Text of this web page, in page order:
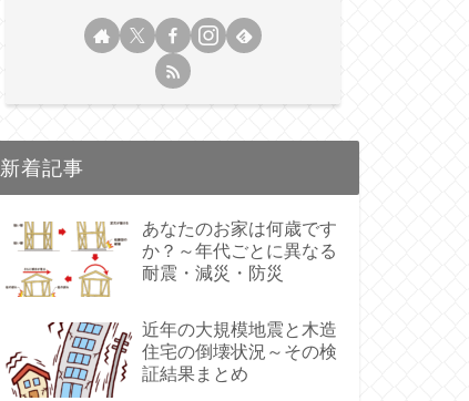
新着記事
あなたのお家は何歳です
か？～年代ごとに異なる
耐震・減災・防災
近年の大規模地震と木造
住宅の倒壊状況～その検
証結果まとめ